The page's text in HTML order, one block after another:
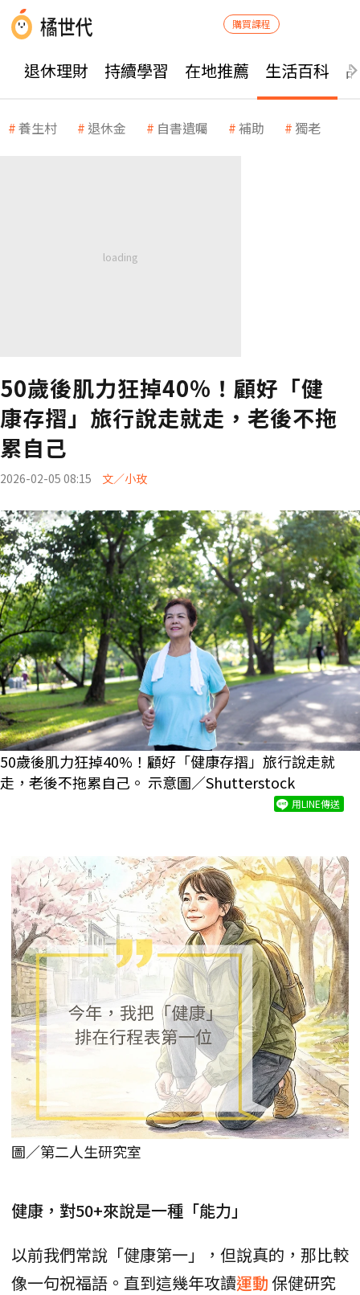
購買課程
退休理財 持續學習 在地推薦 生活百科
養生村 退休金 自書遺囑 補助 獨老
50歲後肌力狂掉40%！顧好「健
康存摺」旅行說走就走，老後不拖
累自己
2026-02-05 08:15 文／小玫
50歲後肌力狂掉40%！顧好「健康存摺」旅行說走就
走，老後不拖累自己。 示意圖／Shutterstock
用LINE傳送
圖／第二人生研究室
健康，對50+來說是一種「能力」
以前我們常說「健康第一」，但說真的，那比較
像一句祝福語。直到這幾年攻讀運動保健研究